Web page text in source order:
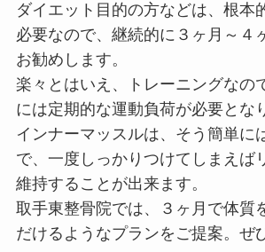
ダイエット目的の方などは、根本
必要なので、継続的に３ヶ月～４
お勧めします。
楽々とはいえ、トレーニングなの
には定期的な運動負荷が必要とな
インナーマッスルは、そう簡単に
で、一度しっかりつけてしまえば
維持することが出来ます。
取手東整骨院では、３ヶ月で体質
だけるようなプランをご提案。ぜ